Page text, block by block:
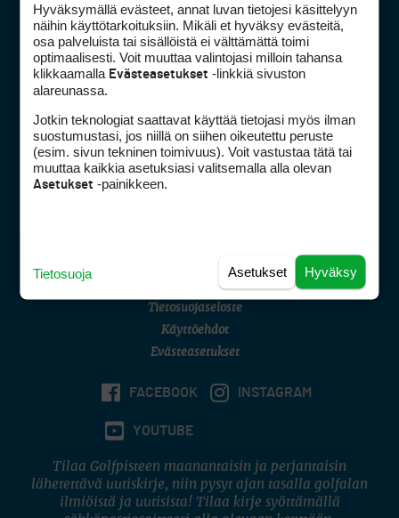
Golfpiste mediakortti
Golfpisteen yhteystiedot
DSA avoimuusraportti
Asiakaspalvelu
(digi) digi@otavamedia.fi
Tietosuojaseloste
Käyttöehdot
Evästeasetukset
FACEBOOK INSTAGRAM
YOUTUBE
Tilaa Golfpisteen maanantaisin ja perjantaisin
lähetettävä uutiskirje, niin pysyt ajan tasalla golfalan
ilmiöistä ja uutisista! Tilaa kirje syöttämällä
Hyväksymällä evästeet, annat luvan tietojesi käsittelyyn
näihin käyttötarkoituksiin. Mikäli et hyväksy evästeitä,
osa palveluista tai sisällöistä ei välttämättä toimi
optimaalisesti. Voit muuttaa valintojasi milloin tahansa
klikkaamalla Evästeasetukset -linkkiä sivuston
alareunassa.
Jotkin teknologiat saattavat käyttää tietojasi myös ilman
suostumustasi, jos niillä on siihen oikeutettu peruste
(esim. sivun tekninen toimivuus). Voit vastustaa tätä tai
muuttaa kaikkia asetuksiasi valitsemalla alla olevan
Asetukset -painikkeen.
Hyväksy
Asetukset
Tietosuoja